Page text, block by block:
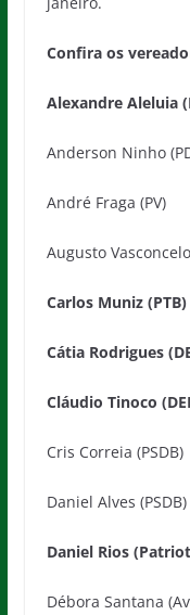
Confira os
Alexandre Aleluia
Anderson Ninho
André Fraga (PV)
Augusto
Carlos Muniz
Cátia Rodrigues
Cláudio Tinoco
Cris Correia (PSDB)
Daniel Alves (PSDB)
Daniel Rios
Débora Santana